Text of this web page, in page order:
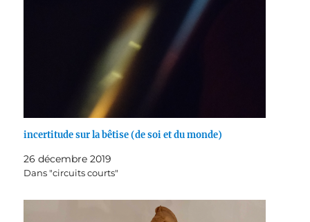
incertitude sur la bêtise (de soi et du monde)
26 décembre 2019
Dans "circuits courts"